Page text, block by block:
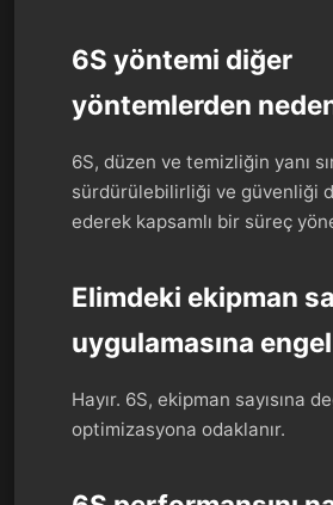
6S yöntemi diğer
yöntemlerden
6S, düzen ve temizliğin yanı
sürdürülebilirliği ve güvenliği
ederek kapsamlı bir süreç
Elimdeki ekipman
uygulamasına
Hayır. 6S, ekipman sayısına
optimizasyona odaklanır.